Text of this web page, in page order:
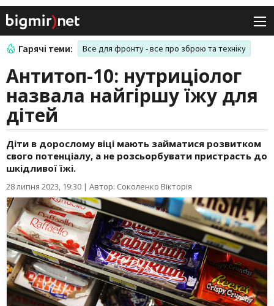
Гарячі теми: Все для фронту - все про зброю та техніку
Антитоп-10: нутриціолог
назвала найгіршу їжу для
дітей
Діти в дорослому віці мають займатися розвитком
свого потенціалу, а не розсьорбувати пристрасть до
шкідливої їжі.
28 липня 2023, 19:30 | Автор: Соколенко Вікторія